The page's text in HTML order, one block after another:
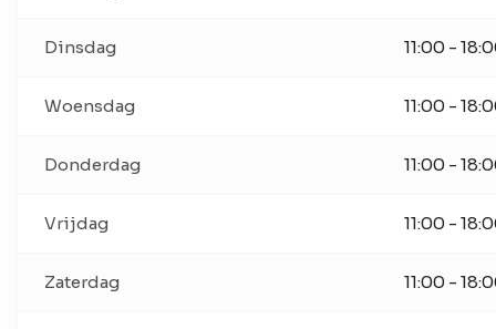
Dinsdag 11:00 -
Woensdag 11:00 -
Donderdag 11:00 -
Vrijdag 11:00 -
Zaterdag 11:00 -